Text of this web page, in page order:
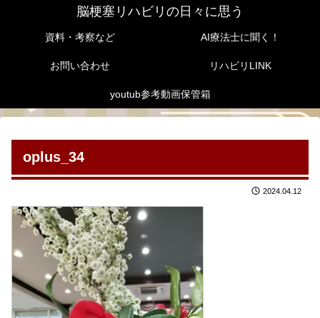
脳梗塞リハビリの日々に思う
資料・考察など AI療法士に聞く！
お問い合わせ リハビリLINK
youtub参考動画保管箱
oplus_34
2024.04.12